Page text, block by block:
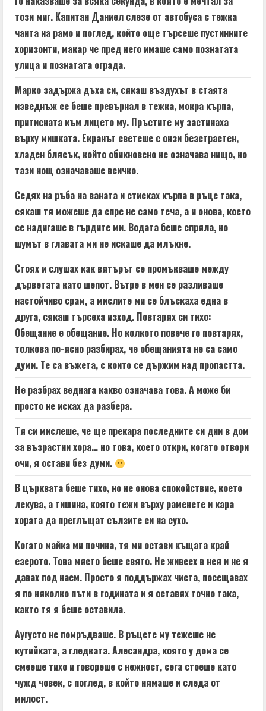
n
g
този миг. Капитан Даниел слезе от автобуса с тежка
чанта на рамо и поглед, който още търсеше пустинните
хоризонти, макар че пред него имаше само познатата
улица и познатата ограда.
Марко задържа дъха си, сякаш въздухът в стаята
изведнъж се беше превърнал в тежка, мокра кърпа,
притисната към лицето му. Пръстите му застинаха
върху мишката. Екранът светеше с онзи безстрастен,
хладен блясък, който обикновено не означава нищо, но
тази нощ означаваше всичко.
Седях на ръба на ваната и стисках кърпа в ръце така,
сякаш тя можеше да спре не само теча, а и онова, което
се надигаше в гърдите ми. Водата беше спряла, но
шумът в главата ми не искаше да млъкне.
Стоях и слушах как вятърът се промъкваше между
дърветата като шепот. Вътре в мен се разливаше
настойчиво срам, а мислите ми се блъскаха една в
друга, сякаш търсеха изход. Повтарях си тихо:
Обещание е обещание. Но колкото повече го повтарях,
толкова по-ясно разбирах, че обещанията не са само
думи. Те са въжета, с които се държим над пропастта.
Не разбрах веднага какво означава това. А може би
просто не исках да разбера.
Тя си мислеше, че ще прекара последните си дни в дом
за възрастни хора… но това, което откри, когато отвори
очи, я остави без думи.
В църквата беше тихо, но не онова спокойствие, което
лекува, а тишина, която тежи върху раменете и кара
хората да преглъщат сълзите си на сухо.
Когато майка ми почина, тя ми остави къщата край
езерото. Това място беше свято. Не живеех в нея и не я
давах под наем. Просто я поддържах чиста, посещавах
я по няколко пъти в годината и я оставях точно така,
както тя я беше оставила.
Аугусто не помръдваше. В ръцете му тежеше не
кутийката, а гледката. Алесандра, която у дома се
смееше тихо и говореше с нежност, сега стоеше като
чужд човек, с поглед, в който нямаше и следа от
милост.